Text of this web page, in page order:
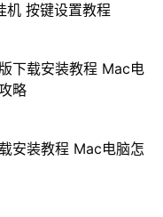
机 按键设置教程
下载安装教程 Mac电
略
安装教程 Mac电脑怎